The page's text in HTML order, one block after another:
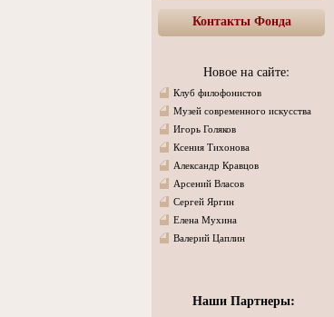
Контакты Фонда
Новое на сайте:
Клуб филофонистов
Музей современного искусства
Игорь Голяков
Ксения Тихонова
Александр Кравцов
Арсений Власов
Сергей Яргин
Елена Мухина
Валерий Цаплин
Наши Партнеры: